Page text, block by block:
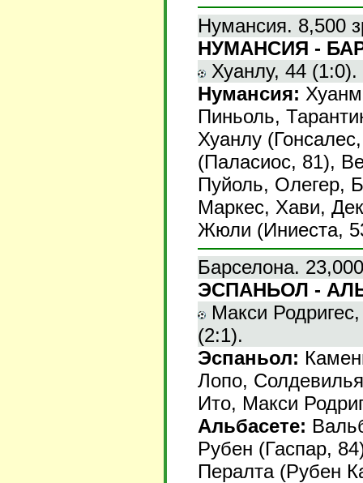
Нумансия. 8,500
НУМАНСИЯ -
Хуанлу, 44
Нумансия:
Пиньоль,
Хуанлу
(Паласиос, 81),
Пуйоль, Олегер,
Маркес, Хави,
Жюли (Иниеста,
Барселона.
ЭСПАНЬОЛ -
Макси
(2:1).
Эспаньол:
Лопо,
Ито, Макси
Альбасете:
Рубен (Гаспар,
Пералта (Рубен